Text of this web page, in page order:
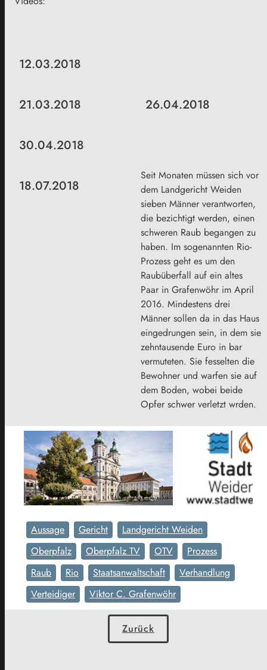
12.03.2018
21.03.2018 26.04.2018
30.04.2018
18.07.2018
Seit Monaten müssen sich vor
dem Landgericht Weiden
sieben Männer verantworten,
die bezichtigt werden, einen
schweren Raub begangen zu
haben. Im sogenannten Rio-
Prozess geht es um den
Raubüberfall auf ein altes
Paar in Grafenwöhr im April
2016. Mindestens drei
Männer sollen da in das Haus
eingedrungen sein, in dem sie
zehntausende Euro in bar
vermuteten. Sie fesselten die
Bewohner und warfen sie auf
dem Boden, wobei beide
Opfer schwer verletzt wrden.
Aussage Gericht
Landgericht Weiden
Oberpfalz
Oberpfalz TV OTV
Prozess
Raub
Rio Staatsanwaltschaft
Verhandlung
Verteidiger
Viktor C. Grafenwöhr
Zurück